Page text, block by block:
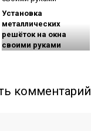
Установка
металлических
решёток на окна
своими руками
комментарий